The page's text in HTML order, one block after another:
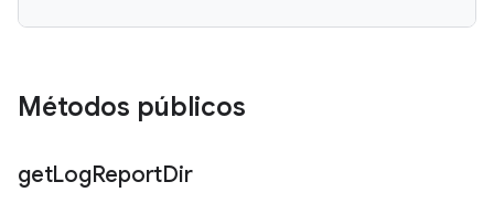
Métodos públicos
getLogReportDir